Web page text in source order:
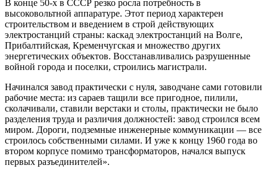
В конце 50-х в СССР резко росла потребность в
высоковольтной аппаратуре. Этот период характерен
строительством и введением в строй действующих
электростанций страны: каскад электростанций на Волге,
Прибалтийская, Кременчугская и множество других
энергетических объектов. Восстанавливались разрушенные
войной города и поселки, строились магистрали.
Начинался завод практически с нуля, заводчане сами готовили
рабочие места: из сараев тащили все пригодное, пилили,
сколачивали, ставили верстаки и столы, практически не было
разделения труда и различия должностей: завод строился всем
миром. Дороги, подземные инженерные коммуникации — все
строилось собственными силами. И уже к концу 1960 года во
втором корпусе помимо трансформаторов, начался выпуск
первых разъединителей».